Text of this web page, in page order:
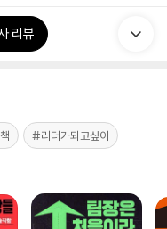
리뷰
#리더가되고싶어